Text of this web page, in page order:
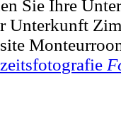
Sie Ihre
Unterkunft